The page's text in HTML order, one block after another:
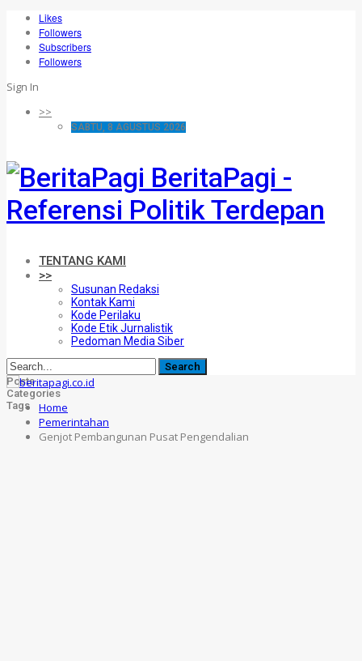
Likes
Followers
Subscribers
Followers
Sign In
>>
SABTU, 8 AGUSTUS 2026
BeritaPagi -
Referensi Politik Terdepan
TENTANG KAMI
>>
Susunan Redaksi
Kontak Kami
Kode Perilaku
Kode Etik Jurnalistik
Pedoman Media Siber
Posts
Categories
Tags
Home
Pemerintahan
Genjot Pembangunan Pusat Pengendalian